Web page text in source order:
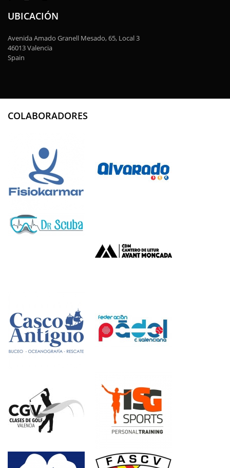
UBICACIÓN
Avenida Amado Granell Mesado, 65, Local 3
46013 Valencia
Spain
COLABORADORES